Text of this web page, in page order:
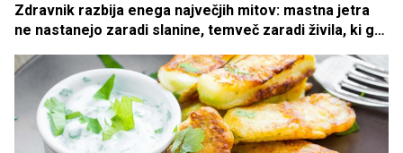
Zdravnik razbija enega največjih mitov: mastna jetra
ne nastanejo zaradi slanine, temveč zaradi živila, ki ga